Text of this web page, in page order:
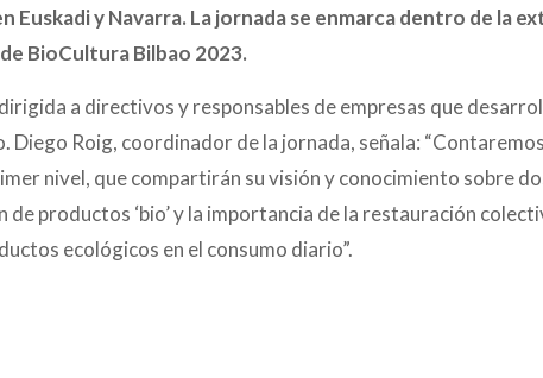
Euskadi y Navarra. La jornada se enmarca dentro de la
BioCultura Bilbao 2023.
a directivos y responsables de empresas que
Diego Roig, coordinador de la jornada, señala:
nivel, que compartirán su visión y conocimiento sobre
de productos ‘bio’ y la importancia de la restauración
ecológicos en el consumo diario”.